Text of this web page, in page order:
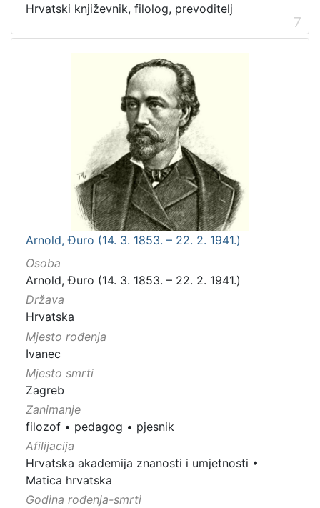
Hrvatski književnik, filolog, prevoditelj
7
Arnold, Đuro (14. 3. 1853. – 22. 2. 1941.)
Osoba
Arnold, Đuro (14. 3. 1853. – 22. 2. 1941.)
Država
Hrvatska
Mjesto rođenja
Ivanec
Mjesto smrti
Zagreb
Zanimanje
filozof • pedagog • pjesnik
Afilijacija
Hrvatska akademija znanosti i umjetnosti •
Matica hrvatska
Godina rođenja-smrti